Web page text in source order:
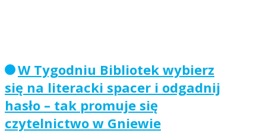
W Tygodniu Bibliotek wybierz
się na literacki spacer i odgadnij
hasło – tak promuje się
czytelnictwo w Gniewie